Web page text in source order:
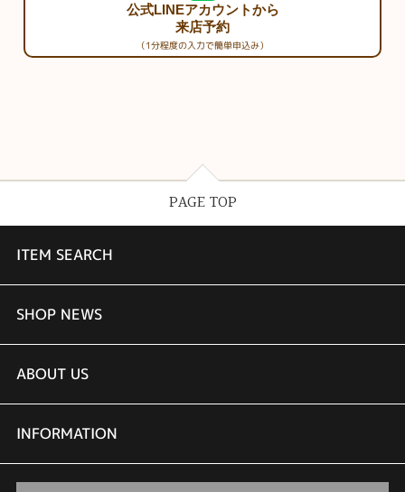
公式LINEアカウントから
来店予約
（1分程度の入力で簡単申込み）
PAGE TOP
ITEM SEARCH
婚約指輪
結婚指輪
セットリング
婚約ネックレス
SHOP NEWS
TAKEUCHI BRIDAL金沢本店情報
商品一覧
ブランドリスト
ABOUT US
会社概要
INFORMATION